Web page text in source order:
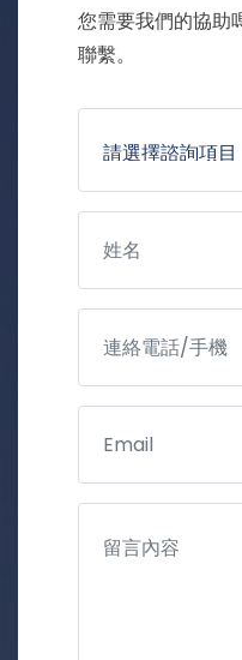
您需要我們的協助
聯繫。